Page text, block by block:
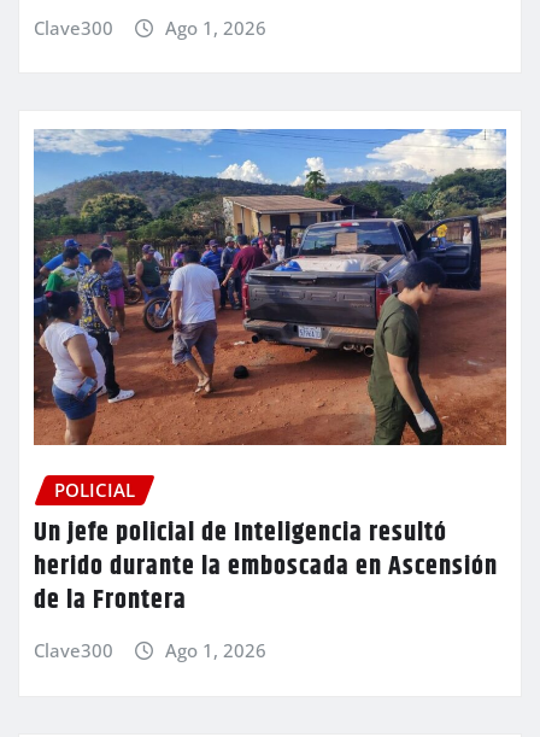
Clave300 Ago 1, 2026
POLICIAL
Un jefe policial de Inteligencia resultó
herido durante la emboscada en Ascensión
de la Frontera
Clave300 Ago 1, 2026